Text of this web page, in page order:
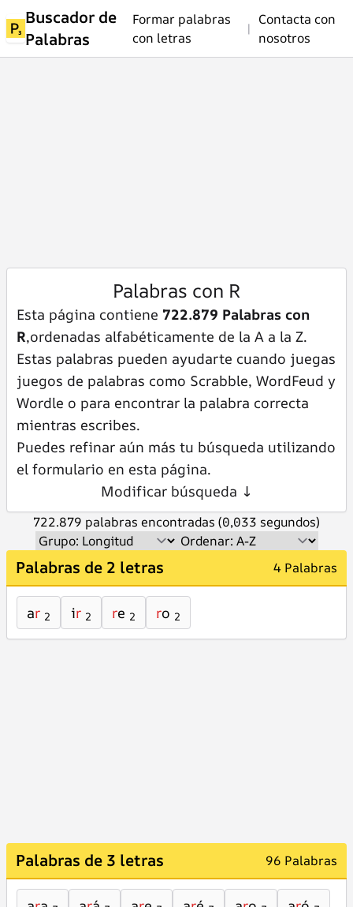
Buscador de
Palabras
Formar palabras
con letras
|
Contacta con
nosotros
Palabras con R
Esta página contiene 722.879 Palabras con
R,ordenadas alfabéticamente de la A a la Z.
Estas palabras pueden ayudarte cuando juegas
juegos de palabras como Scrabble, WordFeud y
Wordle o para encontrar la palabra correcta
mientras escribes.
Puedes refinar aún más tu búsqueda utilizando
el formulario en esta página.
Modificar búsqueda ↓
722.879 palabras encontradas (0,033 segundos)
Palabras de 2 letras 4 Palabras
ar 2 ir 2 re 2 ro 2
Palabras de 3 letras 96 Palabras